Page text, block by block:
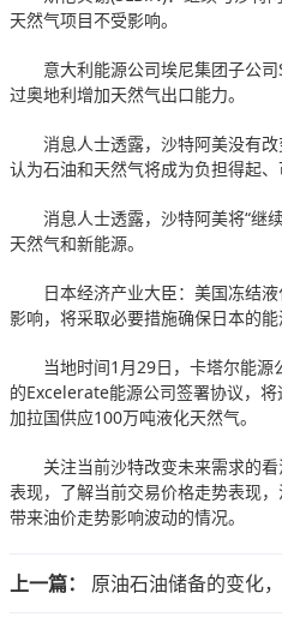
天然气项目不受影响。
意大利能源公司埃尼集团子公司
过奥地利增加天然气出口能力。
消息人士透露，沙特阿美没有改
认为石油和天然气将成为负担得起、
消息人士透露，沙特阿美将“继
天然气和新能源。
日本经济产业大臣：美国冻结液
影响，将采取必要措施确保日本的能
当地时间1月29日，卡塔尔能源
的Excelerate能源公司签署协议，
加拉国供应100万吨液化天然气。
关注当前沙特改变未来需求的看
表现，了解当前交易价格走势表现，
带来油价走势影响波动的情况。
上一篇： 原油石油储备的变化